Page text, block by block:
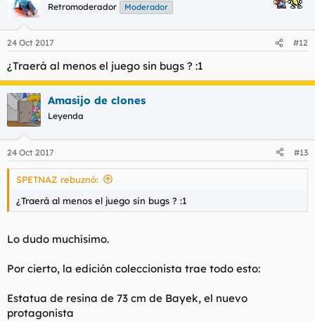
Retromoderador Moderador
24 Oct 2017 #12
¿Traerá al menos el juego sin bugs ? :1
Amasijo de clones
Leyenda
24 Oct 2017 #13
SPETNAZ rebuznó:
¿Traerá al menos el juego sin bugs ? :1
Lo dudo muchísimo.
Por cierto, la edición coleccionista trae todo esto:
Estatua de resina de 73 cm de Bayek, el nuevo
protagonista